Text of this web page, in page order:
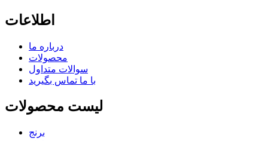
اطلاعات
درباره ما
محصولات
سوالات متداول
با ما تماس بگیرید
لیست محصولات
برنج